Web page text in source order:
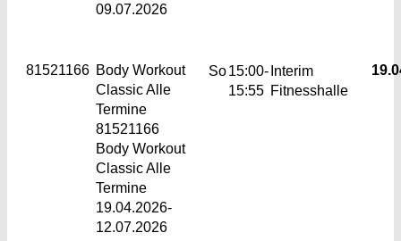
09.07.2026
81521166 Body Workout
ClassicAlle
Termine
81521166
Body Workout
Classic Alle
Termine
19.04.2026-
12.07.2026
So15:00-
15:55
Interim
Fitnesshalle